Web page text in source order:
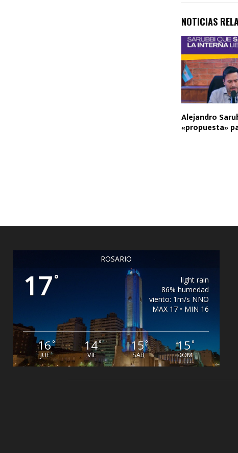
NOTICIAS
Alejandro
«propuesta»
ROSARIO
17°
light rain
86% humedad
viento: 1m/s NNO
MAX 17 • MIN 16
16°
JUE
14°
VIE
15°
SAB
15°
DOM